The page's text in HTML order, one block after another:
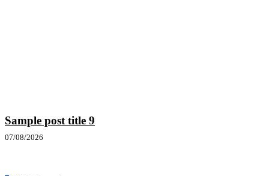
Sample post title 9
07/08/2026